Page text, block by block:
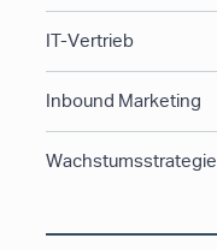
IT-Vertrieb
Inbound Marketing
Wachstumsstrategie